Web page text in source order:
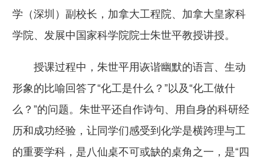
学（深圳）副校长，加拿大工程院、加拿大皇家科
学院、发展中国家科学院院士朱世平教授讲授。
授课过程中，朱世平用诙谐幽默的语言、生动
形象的比喻回答了“化工是什么？”以及“化工做什
么？”的问题。朱世平还自作诗句、用自身的科研经
历和成功经验，让同学们感受到化学是横跨理与工
的重要学科，是八仙桌不可或缺的桌角之一，是“四